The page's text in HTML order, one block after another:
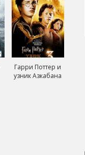
Гарри Поттер и
узник Азкабана